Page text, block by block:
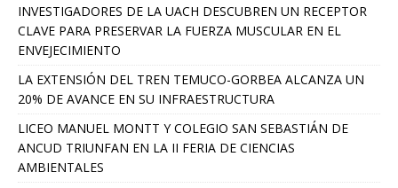
INVESTIGADORES DE LA UACH DESCUBREN UN RECEPTOR
CLAVE PARA PRESERVAR LA FUERZA MUSCULAR EN EL
ENVEJECIMIENTO
LA EXTENSIÓN DEL TREN TEMUCO-GORBEA ALCANZA UN
20% DE AVANCE EN SU INFRAESTRUCTURA
LICEO MANUEL MONTT Y COLEGIO SAN SEBASTIÁN DE
ANCUD TRIUNFAN EN LA II FERIA DE CIENCIAS
AMBIENTALES